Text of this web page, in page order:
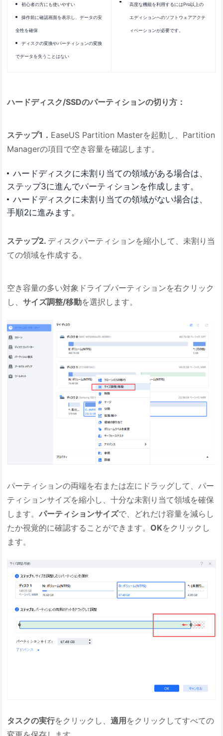
初心者の方にも使いやすい
操作前に確認画面を表示し、データの安
全性を確保
ディスクの変換やパーティションの変換
でデータを失うことはない
高度な機能を利用するにはPro以上の
エディションへのソフトウェアアクテ
ィベーションが必要です。
ハードディスク/SSDのパーティションの切り方：
ステップ1． EaseUS Partition Masterを起動し、Partition
Managerの項目で空き容量を確認します。
ハードディスクに未割り当ての領域がある場合は、
ステップ3に進んでパーティションを作成します。
ハードディスクに未割り当ての領域がない場合は、
手順2に進みます。
ステップ2. ディスクパーティションを縮小して、未割り当
ての領域を作成する。
空き容量の多い対象ドライブパーティションを右クリック
し、サイズ調整/移動を選択します。
パーティションの両端を右または左にドラッグして、パー
ティションサイズを縮小し、十分な未割り当て領域を確保
します。パーティションサイズで、どれだけ容量を減らし
たか視覚的に確認することができます。OKをクリックし
ます。
タスクの実行をクリックし、適用をクリックしてすべての